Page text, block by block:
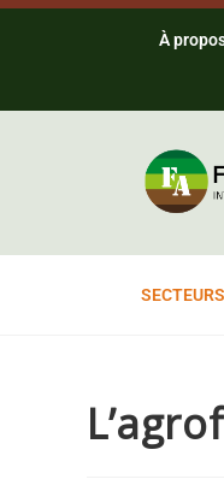
À
SECTEURS